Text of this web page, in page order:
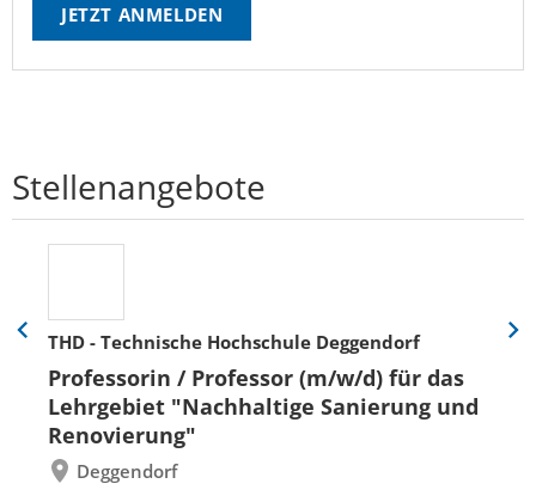
JETZT ANMELDEN
Stellenangebote
THD - Technische Hochschule Deggendorf
Professorin / Professor (m/w/d) für das
Lehrgebiet "Nachhaltige Sanierung und
Renovierung"
Deggendorf
Eine
zurück
Eine